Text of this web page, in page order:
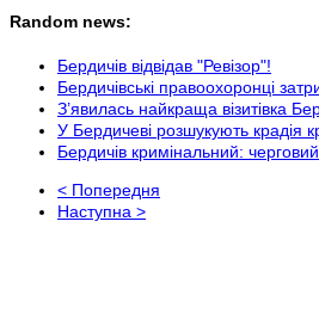
Random news:
Бердичів відвідав "Ревізор"!
Бердичівські правоохоронці
З’явилась найкраща візитівка
У Бердичеві розшукують крадія
Бердичів кримінальний:
< Попередня
Наступна >